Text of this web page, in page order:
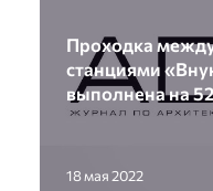
Проходка
станциями
выполнена на
18 мая 2022